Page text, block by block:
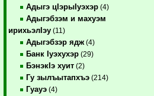
Адыгэ цIэрыIуэхэр (4)
Адыгэбзэм и махуэм
ирихьэлIэу (11)
Адыгэбзэр ядж (4)
Банк Iуэхухэр (29)
БэнэкIэ хуит (2)
Гу зылъытапхъэ (214)
Гуауэ (4)